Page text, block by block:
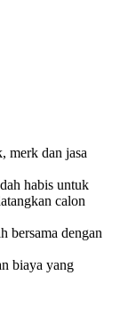
merk dan jasa
habis untuk
calon
bersama dengan
biaya yang